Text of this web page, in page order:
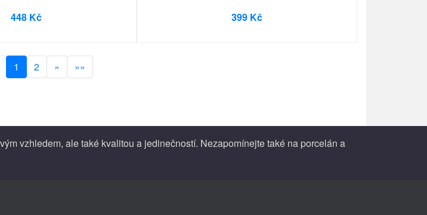
448 Kč
399 Kč
1 2 » »»
vzhledem, ale také kvalitou a jedinečností. Nezapomínejte také na porcelán a